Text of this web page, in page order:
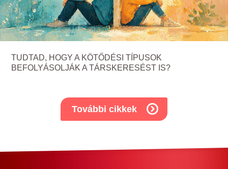
TUDTAD, HOGY A KÖTŐDÉSI TÍPUSOK
BEFOLYÁSOLJÁK A TÁRSKERESÉST IS?
További cikkek